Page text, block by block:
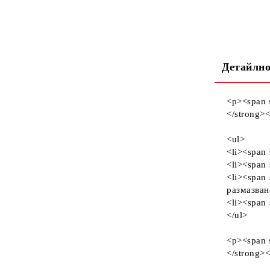
</
<ul>
<li><span
<li><span
<li><span
<li><span
</ul>
</